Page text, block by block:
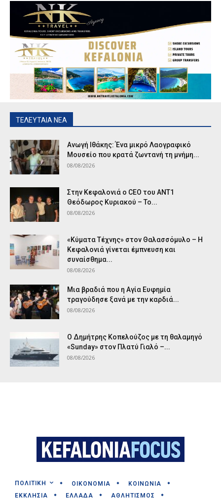
ΤΕΛΕΥΤΑΙΑ ΝΕΑ
Ανωγή Ιθάκης: Ένα μικρό Λαογραφικό
Μουσείο που κρατά ζωντανή τη μνήμη...
08/08/2026
Στην Κεφαλονιά ο CEO του ANT1
Θεόδωρος Κυριακού – Το...
08/08/2026
«Κύματα Τέχνης» στον Θαλασσόμυλο – Η
Κεφαλονιά γίνεται έμπνευση και
συναίσθημα...
08/08/2026
Μια βραδιά που η Αγία Ευφημία
τραγούδησε ξανά με την καρδιά...
08/08/2026
Ο Δημήτρης Κοπελούζος με τη θαλαμηγό
«Sunday» στον Πλατύ Γιαλό –...
08/08/2026
ΠΟΛΙΤΙΚΗ ΟΙΚΟΝΟΜΙΑ
ΚΟΙΝΩΝΙΑ
ΕΚΚΛΗΣΙΑ
ΕΛΛΑΔΑ ΑΘΛΗΤΙΣΜΟΣ